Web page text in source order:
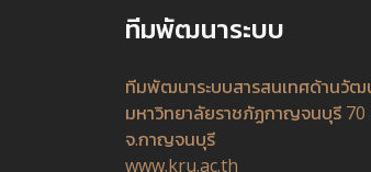
ทีมพัฒนาระบบ
ทีมพัฒนาระบบสารสนเทศด้านวั
มหาวิทยาลัยราชภัฏกาญจนบุรี 70
จ.กาญจนบุรี
www.kru.ac.th